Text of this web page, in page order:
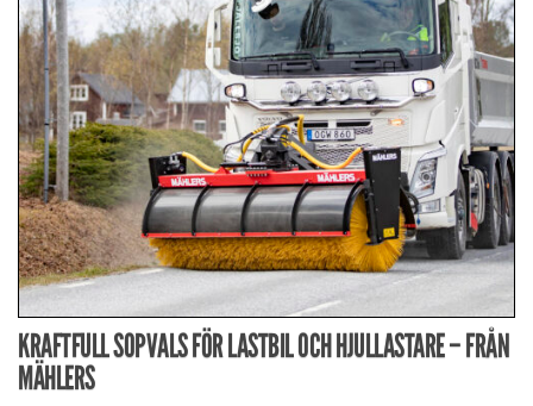
KRAFTFULL SOPVALS FÖR LASTBIL OCH HJULLASTARE – FRÅN
MÄHLERS